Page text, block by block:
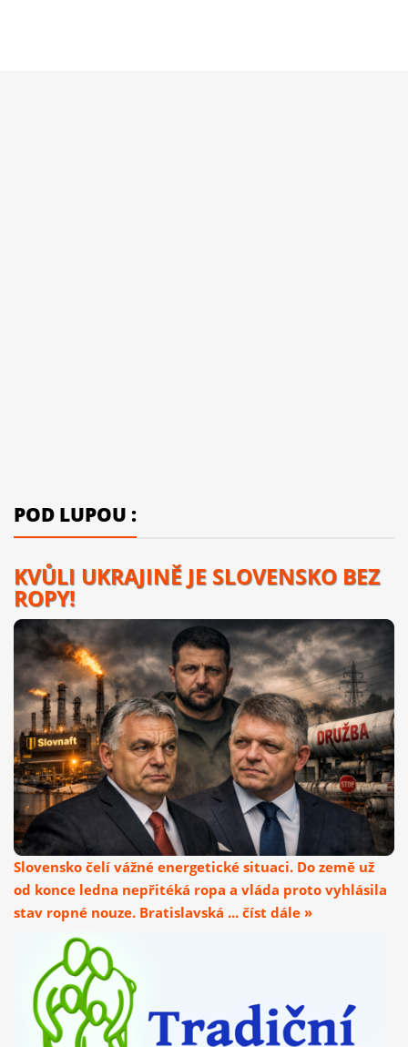
POD LUPOU :
KVŮLI UKRAJINĚ JE SLOVENSKO BEZ
ROPY!
Slovensko čelí vážné energetické situaci. Do země už
od konce ledna nepřitéká ropa a vláda proto vyhlásila
stav ropné nouze. Bratislavská ... číst dále »